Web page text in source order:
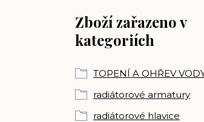
Zboží zařazeno v
kategoriích
TOPENÍ A OHŘEV
radiátorové armatury
radiátorové hlavice